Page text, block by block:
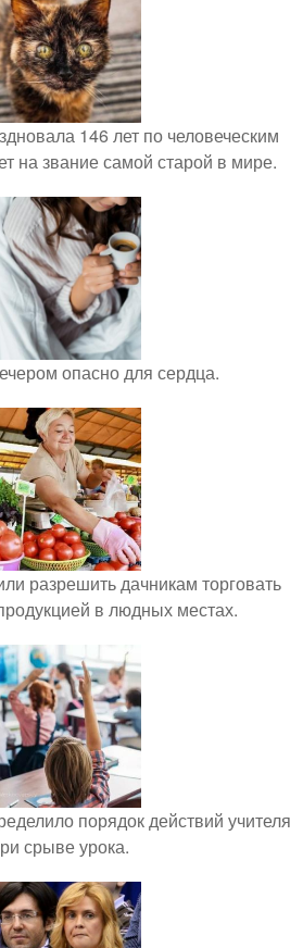
146 лет по человеческим
на звание самой старой в мире.
опасно для сердца.
разрешить дачникам торговать
в людных местах.
порядок действий учителя
срыве урока.